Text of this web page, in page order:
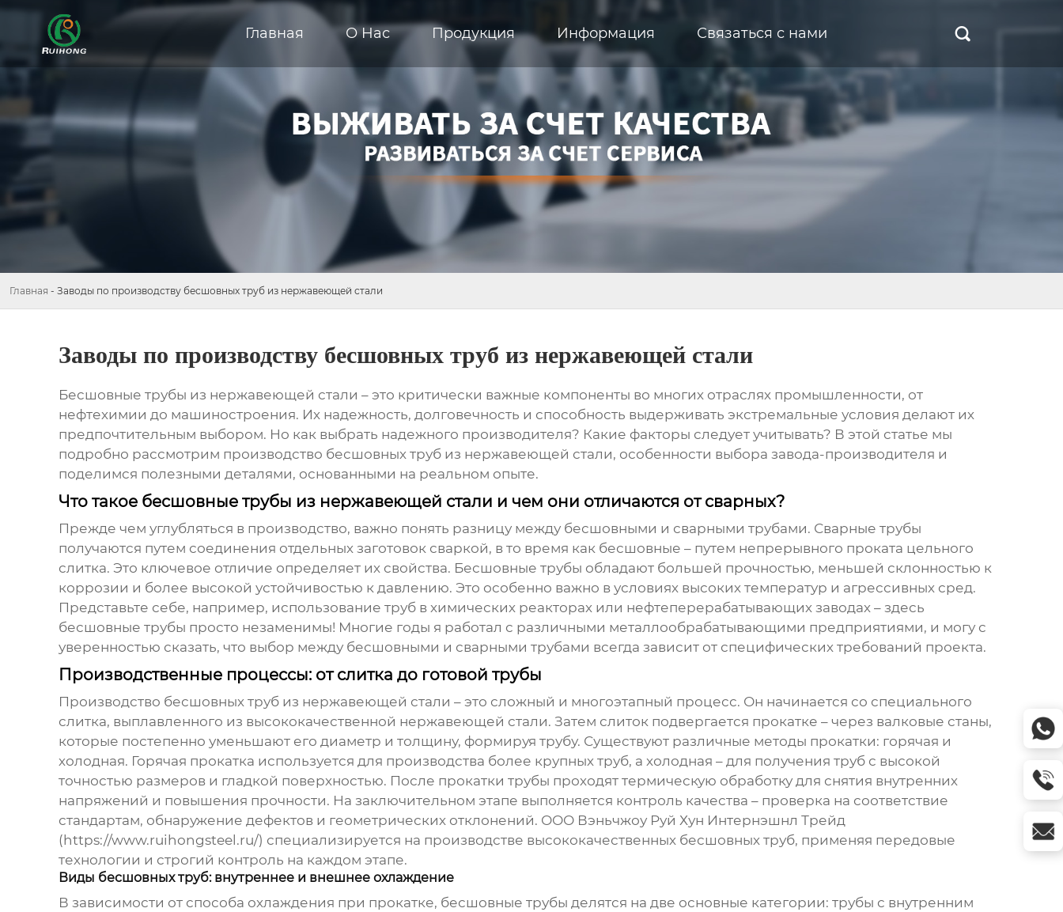
Главная О Hас Продукция Информация Связаться с нами 
Главная - Заводы по производству бесшовных труб из нержавеющей стали
Заводы по производству бесшовных труб из нержавеющей стали
Бесшовные трубы из нержавеющей стали – это критически важные компоненты во многих отраслях промышленности, от
нефтехимии до машиностроения. Их надежность, долговечность и способность выдерживать экстремальные условия делают их
предпочтительным выбором. Но как выбрать надежного производителя? Какие факторы следует учитывать? В этой статье мы
подробно рассмотрим производство бесшовных труб из нержавеющей стали, особенности выбора завода-производителя и
поделимся полезными деталями, основанными на реальном опыте.
Что такое бесшовные трубы из нержавеющей стали и чем они отличаются от сварных?
Прежде чем углубляться в производство, важно понять разницу между бесшовными и сварными трубами. Сварные трубы
получаются путем соединения отдельных заготовок сваркой, в то время как бесшовные – путем непрерывного проката цельного
слитка. Это ключевое отличие определяет их свойства. Бесшовные трубы обладают большей прочностью, меньшей склонностью к
коррозии и более высокой устойчивостью к давлению. Это особенно важно в условиях высоких температур и агрессивных сред.
Представьте себе, например, использование труб в химических реакторах или нефтеперерабатывающих заводах – здесь
бесшовные трубы просто незаменимы! Многие годы я работал с различными металлообрабатывающими предприятиями, и могу с
уверенностью сказать, что выбор между бесшовными и сварными трубами всегда зависит от специфических требований проекта.
Производственные процессы: от слитка до готовой трубы
Производство бесшовных труб из нержавеющей стали – это сложный и многоэтапный процесс. Он начинается со специального
слитка, выплавленного из высококачественной нержавеющей стали. Затем слиток подвергается прокатке – через валковые станы,
которые постепенно уменьшают его диаметр и толщину, формируя трубу. Существуют различные методы прокатки: горячая и
холодная. Горячая прокатка используется для производства более крупных труб, а холодная – для получения труб с высокой
точностью размеров и гладкой поверхностью. После прокатки трубы проходят термическую обработку для снятия внутренних
напряжений и повышения прочности. На заключительном этапе выполняется контроль качества – проверка на соответствие
стандартам, обнаружение дефектов и геометрических отклонений. ООО Вэньчжоу Руй Хун Интернэшнл Трейд
( https://www.ruihongsteel.ru/) специализируется на производстве высококачественных бесшовных труб, применяя передовые
технологии и строгий контроль на каждом этапе.
Виды бесшовных труб: внутреннее и внешнее охлаждение
В зависимости от способа охлаждения при прокатке, бесшовные трубы делятся на две основные категории: трубы с внутренним